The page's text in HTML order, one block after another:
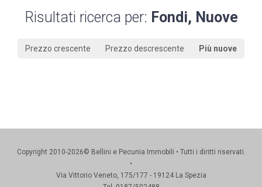
Risultati ricerca per: Fondi, Nuove
Prezzo crescente Prezzo descrescente Più nuove
Copyright 2010-2026© Bellini e Pecunia Immobili • Tutti i diritti riservati.
•
Via Vittorio Veneto, 175/177 - 19124 La Spezia